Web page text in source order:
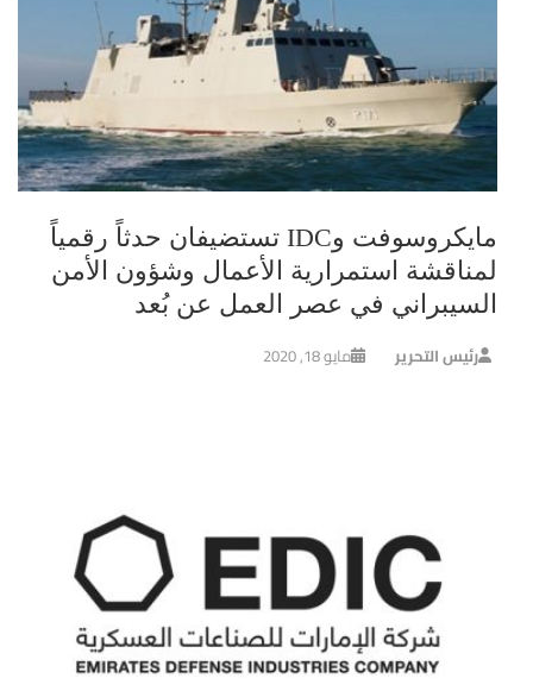
مايكروسوفت وIDC تستضيفان حدثاً رقمياً
لمناقشة استمرارية الأعمال وشؤون الأمن
السيبراني في عصر العمل عن بُعد
رئيس التحرير مايو 18, 2020